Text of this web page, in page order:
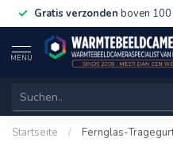
Gratis verzonden boven 100
MENU
Startseite / Fernglas-